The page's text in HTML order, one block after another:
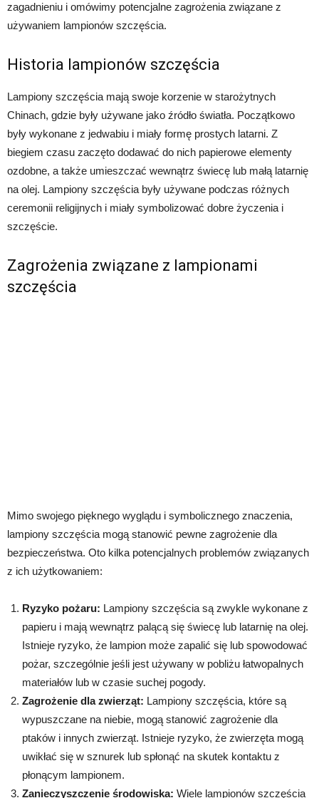
zagadnieniu i omówimy potencjalne zagrożenia związane z
używaniem lampionów szczęścia.
Historia lampionów szczęścia
Lampiony szczęścia mają swoje korzenie w starożytnych
Chinach, gdzie były używane jako źródło światła. Początkowo
były wykonane z jedwabiu i miały formę prostych latarni. Z
biegiem czasu zaczęto dodawać do nich papierowe elementy
ozdobne, a także umieszczać wewnątrz świecę lub małą latarnię
na olej. Lampiony szczęścia były używane podczas różnych
ceremonii religijnych i miały symbolizować dobre życzenia i
szczęście.
Zagrożenia związane z lampionami
szczęścia
Mimo swojego pięknego wyglądu i symbolicznego znaczenia,
lampiony szczęścia mogą stanowić pewne zagrożenie dla
bezpieczeństwa. Oto kilka potencjalnych problemów związanych
z ich użytkowaniem:
Ryzyko pożaru: Lampiony szczęścia są zwykle wykonane z
papieru i mają wewnątrz palącą się świecę lub latarnię na olej.
Istnieje ryzyko, że lampion może zapalić się lub spowodować
pożar, szczególnie jeśli jest używany w pobliżu łatwopalnych
materiałów lub w czasie suchej pogody.
Zagrożenie dla zwierząt: Lampiony szczęścia, które są
wypuszczane na niebie, mogą stanowić zagrożenie dla
ptaków i innych zwierząt. Istnieje ryzyko, że zwierzęta mogą
uwikłać się w sznurek lub spłonąć na skutek kontaktu z
płonącym lampionem.
Zanieczyszczenie środowiska: Wiele lampionów szczęścia